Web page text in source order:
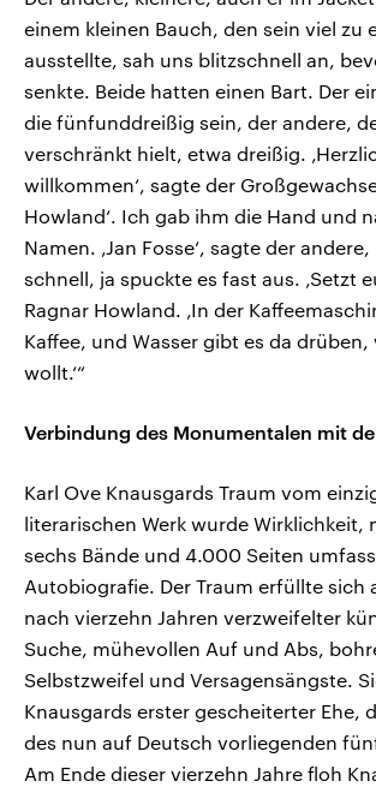
einem kleinen Bauch, den sein viel zu
ausstellte, sah uns blitzschnell an,
senkte. Beide hatten einen Bart. Der
die fünfunddreißig sein, der andere,
verschränkt hielt, etwa dreißig.
willkommen‘, sagte der
Howland‘. Ich gab ihm die Hand und
Namen. ‚Jan Fosse‘, sagte der
schnell, ja spuckte es fast aus. ‚Setzt
Ragnar Howland. ‚In der
Kaffee, und Wasser gibt es da
wollt.‘“
Verbindung des Monumentalen mit
Karl Ove Knausgards Traum vom
literarischen Werk wurde Wirklichkeit,
sechs Bände und 4.000 Seiten
Autobiografie. Der Traum erfüllte sich
nach vierzehn Jahren verzweifelter
Suche, mühevollen Auf und Abs,
Selbstzweifel und Versagensängste.
Knausgards erster gescheiterter Ehe,
des nun auf Deutsch vorliegenden
Am Ende dieser vierzehn Jahre floh